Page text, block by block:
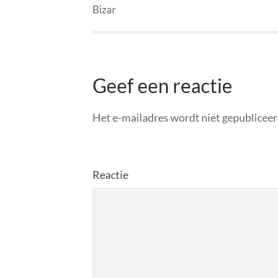
Bizar
Geef een reactie
Het e-mailadres wordt niet
Reactie